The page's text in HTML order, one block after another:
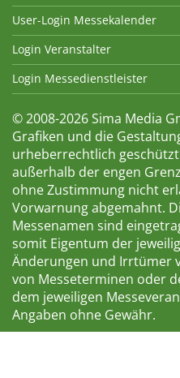
User-Login Messekalender
Login Veranstalter
Login Messedienstleister
© 2008-2026 Sima Media
Grafiken und die
urheberrechtlich
außerhalb der engen
ohne Zustimmung nicht
Vorwarnung abgemahnt.
Messenamen sind
somit Eigentum der
Änderungen und Irrtümer
von Messeterminen oder
dem jeweiligen
Angaben ohne Gewähr.